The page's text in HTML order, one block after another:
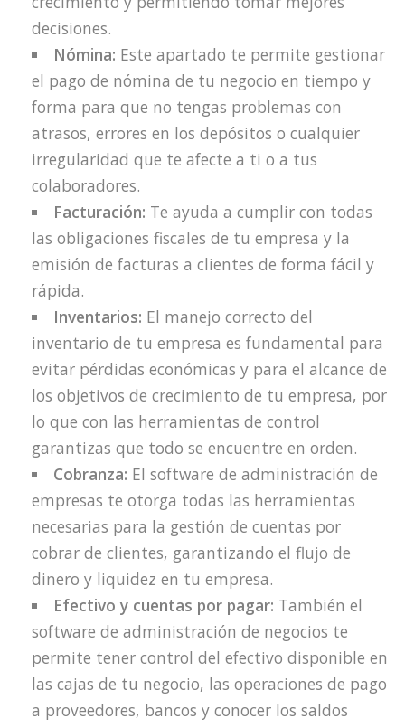
decisiones.
Nómina: Este apartado te permite gestionar
el pago de nómina de tu negocio en tiempo y
forma para que no tengas problemas con
atrasos, errores en los depósitos o cualquier
irregularidad que te afecte a ti o a tus
colaboradores.
Facturación: Te ayuda a cumplir con todas
las obligaciones fiscales de tu empresa y la
emisión de facturas a clientes de forma fácil y
rápida.
Inventarios: El manejo correcto del
inventario de tu empresa es fundamental para
evitar pérdidas económicas y para el alcance de
los objetivos de crecimiento de tu empresa, por
lo que con las herramientas de control
garantizas que todo se encuentre en orden.
Cobranza: El software de administración de
empresas te otorga todas las herramientas
necesarias para la gestión de cuentas por
cobrar de clientes, garantizando el flujo de
dinero y liquidez en tu empresa.
Efectivo y cuentas por pagar: También el
software de administración de negocios te
permite tener control del efectivo disponible en
las cajas de tu negocio, las operaciones de pago
a proveedores, bancos y conocer los saldos